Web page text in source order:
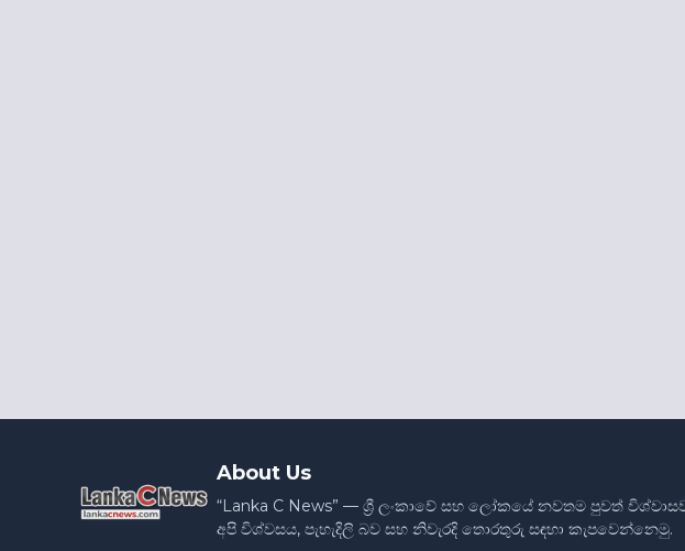
About Us
“Lanka C News” — ශ්‍රී ලංකාවේ සහ ලෝකයේ නවතම පුවත්
අපි විශ්වසය, පැහැදිලි බව සහ නිවැරදි තොරතුරු සඳහා කැපවෙන්නෙමු.